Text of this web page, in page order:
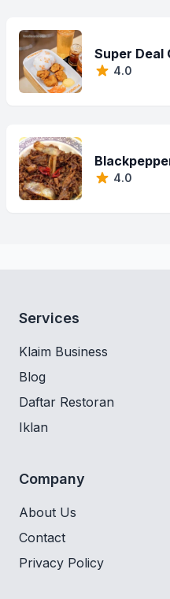
Super Deal
4.0
4.0
Services
Klaim Business
Blog
Daftar Restoran
Iklan
Company
About Us
Contact
Privacy Policy